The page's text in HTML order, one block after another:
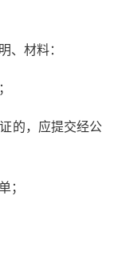
、材料：
的，应提交经公
；